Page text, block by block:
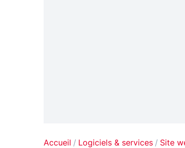
Accueil Logiciels & services Site